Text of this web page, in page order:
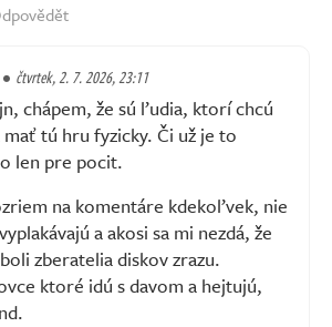
čtvrtek, 2. 7. 2026, 23:11
chápem, že sú ľudia, ktorí chcú
tú hru fyzicky. Či už je to
len pre pocit.
na komentáre kdekoľvek, nie
a akosi sa mi nezdá, že
zberatelia diskov zrazu.
ktoré idú s davom a hejtujú,